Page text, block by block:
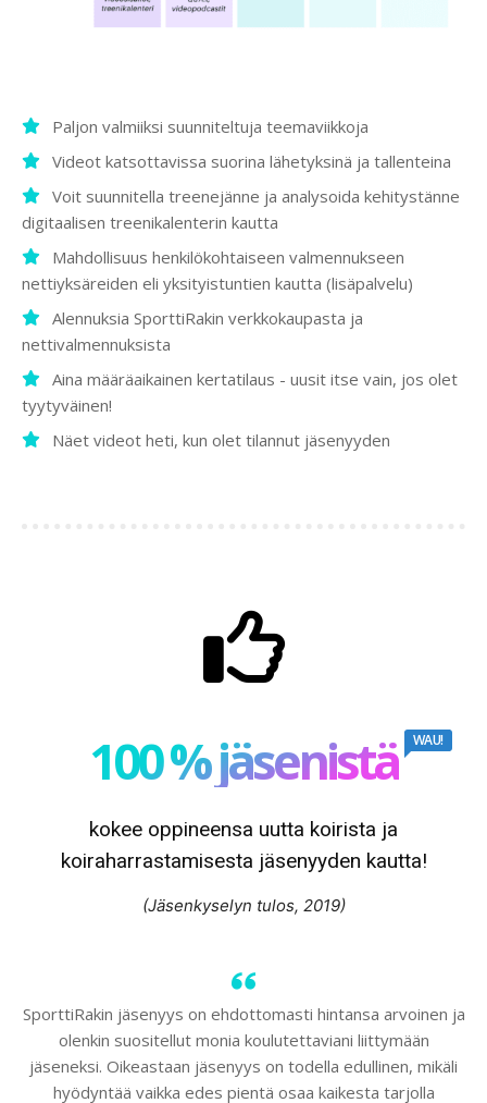
Paljon valmiiksi suunniteltuja teemaviikkoja
Videot katsottavissa suorina lähetyksinä ja tallenteina
Voit suunnitella treenejänne ja analysoida kehitystänne
digitaalisen treenikalenterin kautta
Mahdollisuus henkilökohtaiseen valmennukseen
nettiyksäreiden eli yksityistuntien kautta (lisäpalvelu)
Alennuksia SporttiRakin verkkokaupasta ja
nettivalmennuksista
Aina määräaikainen kertatilaus - uusit itse vain, jos olet
tyytyväinen!
Näet videot heti, kun olet tilannut jäsenyyden
100 % jäsenistä WAU!
kokee oppineensa uutta koirista ja
koiraharrastamisesta jäsenyyden kautta!
(Jäsenkyselyn tulos, 2019)
SporttiRakin jäsenyys on ehdottomasti hintansa arvoinen ja
olenkin suositellut monia koulutettaviani liittymään
jäseneksi. Oikeastaan jäsenyys on todella edullinen, mikäli
hyödyntää vaikka edes pientä osaa kaikesta tarjolla